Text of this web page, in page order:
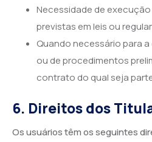
Necessidade de
previstas em leis ou
Quando necessário para
ou de procedimentos
contrato do qual seja
6. Direitos dos
Os usuários têm os seguintes